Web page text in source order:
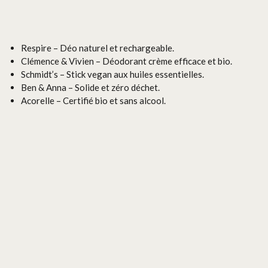
Respire – Déo naturel et rechargeable.
Clémence & Vivien – Déodorant crème efficace et bio.
Schmidt’s – Stick vegan aux huiles essentielles.
Ben & Anna – Solide et zéro déchet.
Acorelle – Certifié bio et sans alcool.